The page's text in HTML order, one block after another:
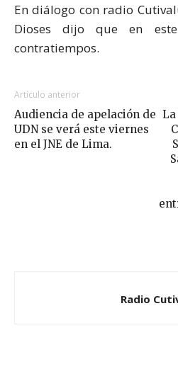
En diálogo con radio
Dioses dijo que en
contratiempos.
Artículo anterior
Audiencia de apelación de
UDN se verá este viernes
en el JNE de Lima.
Radio